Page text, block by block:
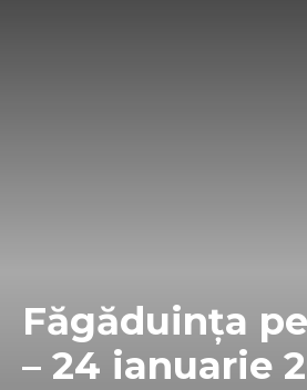
Făgăduința
– 24 ianuarie